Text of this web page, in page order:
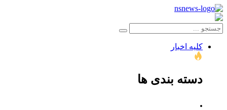
کلیه اخبار
دسته بندی ها
.